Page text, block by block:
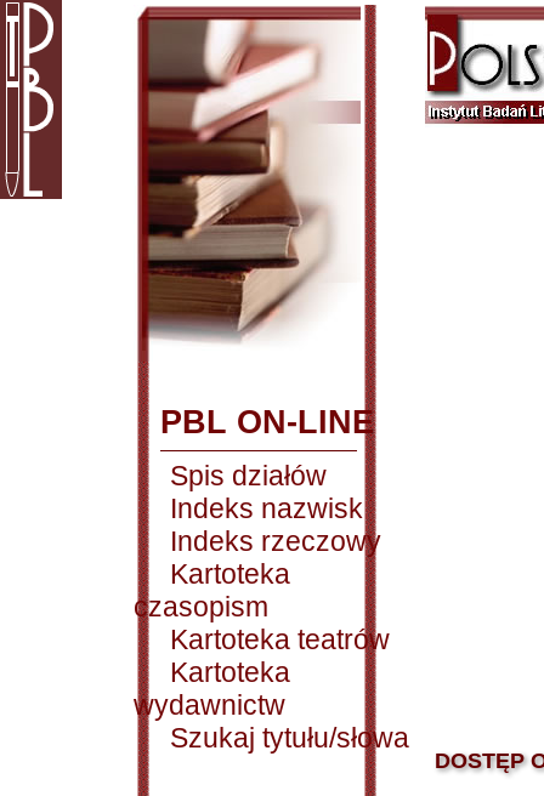
PBL ON-LINE
Spis działów
Indeks nazwisk
Indeks rzeczowy
Kartoteka
czasopism
Kartoteka teatrów
Kartoteka
wydawnictw
Szukaj tytułu/słowa
DOSTĘP